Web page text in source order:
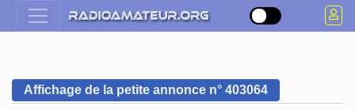
Affichage de la petite annonce n° 403064